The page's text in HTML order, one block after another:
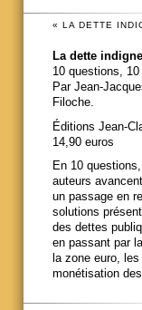
« LA DETTE
La dette indigne
10 questions, 10
Par Jean-
Filoche.
Éditions Jean-
14,90 euros
En 10
auteurs
un passage en
solutions
des dettes
en passant par
la zone euro,
monétisation